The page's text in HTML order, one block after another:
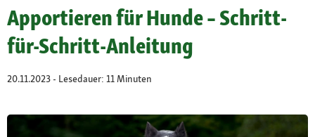
Apportieren für Hunde – Schritt-
für-Schritt-Anleitung
20.11.2023 - Lesedauer: 11 Minuten